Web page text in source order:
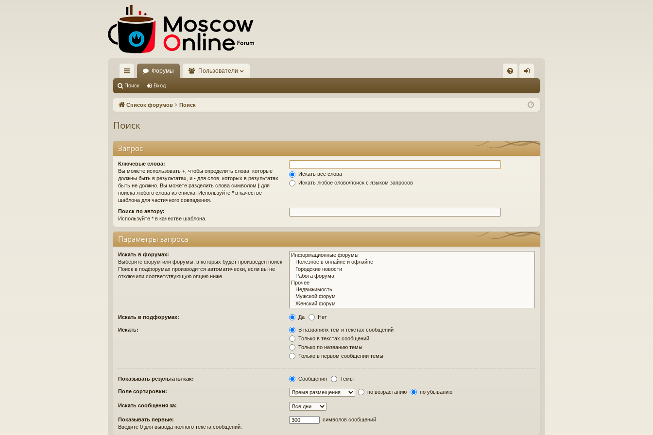
с
ы
и
Форумы Пользователи
Q д
Поиск Вход
Список форумов Поиск
Поиск
Запрос
Ключевые слова:
Вы можете использовать + , чтобы определить слова, которые
должны быть в результатах, и - для слов, которых в результатах
быть не должно. Вы можете разделить слова символом | для
поиска любого слова из списка. Используйте *в качестве
шаблона для частичного совпадения.
Искать все слова
Искать любое слово/поиск с языком запросов
Поиск по автору:
Используйте * в качестве шаблона.
Параметры запроса
Искать в форумах:
Выберите форум или форумы, в которых будет произведён поиск.
Поиск в подфорумах производится автоматически, если вы не
отключили соответствующую опцию ниже.
Искать в подфорумах: Да Нет
Искать:
В названиях тем и текстах сообщений
Только в текстах сообщений
Только по названию темы
Только в первом сообщении темы
Показывать результаты как: Сообщения Темы
Поле сортировки: по возрастанию по убыванию
Искать сообщения за:
Показывать первые:
Введите 0 для вывода полного текста сообщений.
символов сообщений